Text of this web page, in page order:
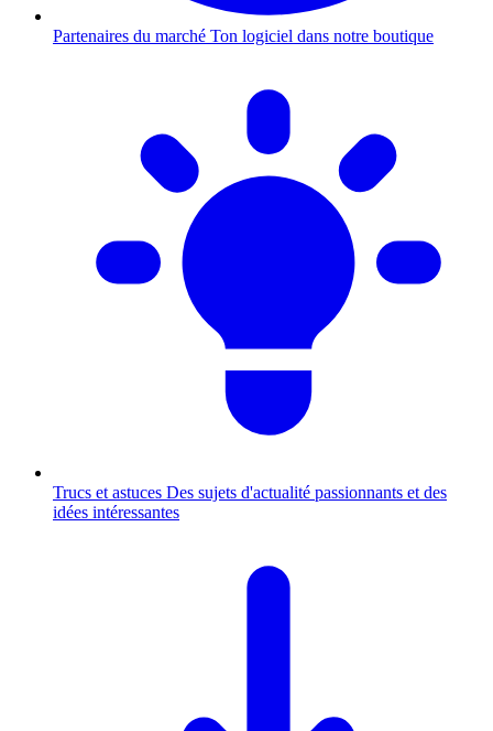
Partenaires du marché Ton logiciel dans notre boutique
Trucs et astuces Des sujets d'actualité passionnants et des
idées intéressantes